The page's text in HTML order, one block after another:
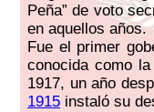
Peña” de voto
en aquellos años.
Fue el primer
conocida como la
1917, un año
1915 instaló su